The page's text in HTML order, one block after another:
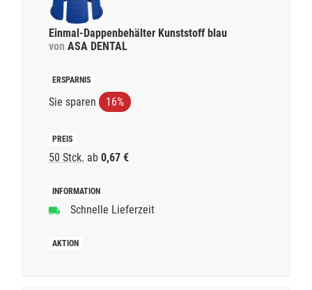
Einmal-Dappenbehälter Kunststoff blau
von ASA DENTAL
Sie sparen 16%
50 Stck. ab 0,67 €
Schnelle Lieferzeit